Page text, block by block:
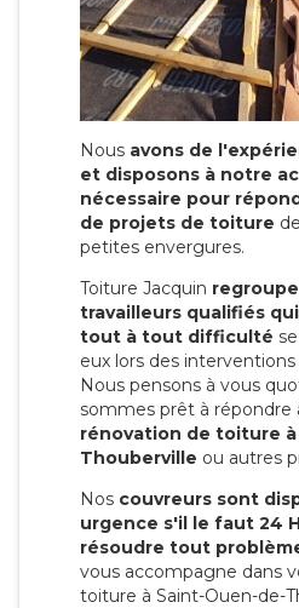
Nous avons de
et disposons à notre
nécessaire pour
de projets de toiture
petites envergures.
Toiture Jacquin
travailleurs qualifiés
tout à tout difficulté
eux lors des
Nous pensons à vous
sommes prêt à répondre
rénovation de toiture
Thouberville ou autres
Nos couvreurs sont
urgence s'il le faut 24
résoudre tout
vous accompagne dans
toiture à Saint-Ouen-de-